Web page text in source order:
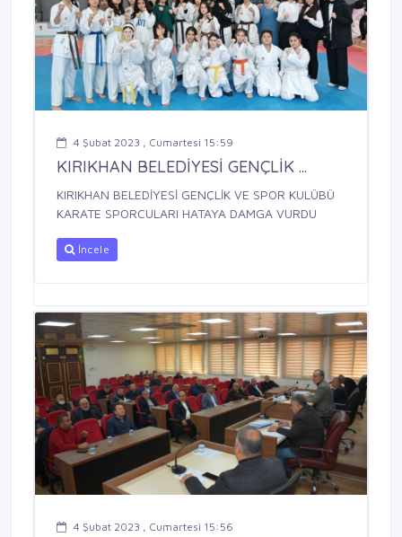
4 Şubat 2023 , Cumartesi 15:59
KIRIKHAN BELEDİYESİ GENÇLİK ...
KIRIKHAN BELEDİYESİ GENÇLİK VE SPOR KULÜBÜ
KARATE SPORCULARI HATAYA DAMGA VURDU
İncele
4 Şubat 2023 , Cumartesi 15:56